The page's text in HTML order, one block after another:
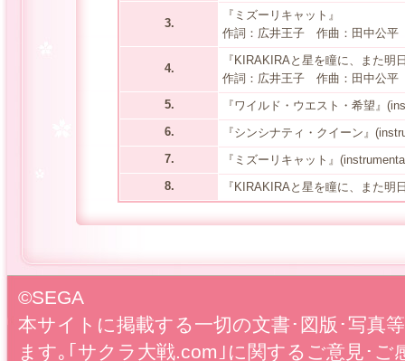
3.
『ミズーリキャット』
作詞：広井王子 作曲：田中公
4.
『KIRAKIRAと星を瞳に、また明
作詞：広井王子 作曲：田中公
5.
『ワイルド・ウエスト・希望』
6.
『シンシナティ・クイーン』
7.
『ミズーリキャット』
8.
『KIRAKIRAと星を瞳に、また明
©SEGA
本サイトに掲載する一切の文書･図版･写真
ます｡｢サクラ大戦.com｣に関するご意見･ご